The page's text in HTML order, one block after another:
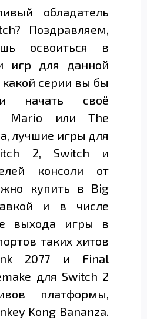
обладатель
Поздравляем,
освоиться в
игр для данной
серии вы бы
начать своё
Mario или The
лучшие игры для
2, Switch и
консоли от
купить в Big
и в числе
выхода игры в
таких хитов
2077 и Final
для Switch 2
платформы,
Kong Bananza.